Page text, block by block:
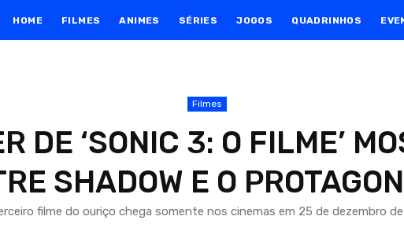
HOME FILMES ANIMES SÉRIES JOGOS QUADRINHOS
Filmes
DE ‘SONIC 3: O FILME’
SHADOW E O
filme do ouriço chega somente nos cinemas em 25 de dezembro